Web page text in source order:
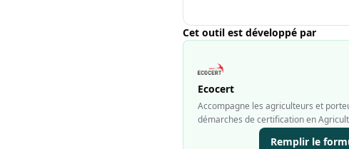
Cet outil est développé par
Ecocert
Accompagne les agriculteurs et
démarches de certification en
Remplir le